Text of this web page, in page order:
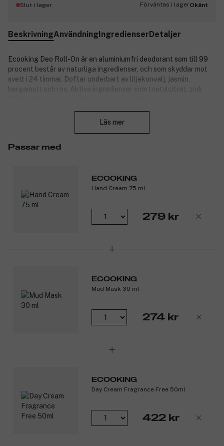
Slut i lager Förväntas i lagerOkänt
BeskrivningAnvändningIngredienserDetaljer
Ecooking Deo Roll-On är en aluminiumfri deodorant som till 99
procent består av naturliga ingredienser, och som skyddar mot
svett i 24 timmar. Doftar underbart av liljekonvalj, jasmin,
bergamott och ros. Aktiva ingredienser som trietylcitrat, zink
mikrobiomet. Resultatet är en långvarig fräsch känsla.
Den veganska och dermatologiskt testade deodoranten är
perfekt för daglig användning.
Läs mer
Passar med
ECOOKING
Hand Cream 75 ml
279 kr
ECOOKING
Mud Mask 30 ml
274 kr
ECOOKING
Day Cream Fragrance Free 50ml
422 kr